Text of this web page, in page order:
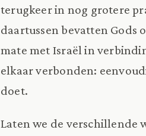
terugkeer in nog grotere
daartussen bevatten Gods
mate met Israël in
elkaar verbonden:
doet.
Laten we de verschillende